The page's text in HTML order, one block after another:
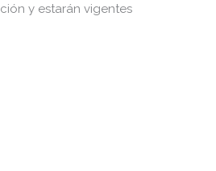
y estarán vigentes